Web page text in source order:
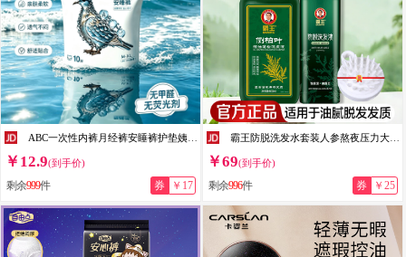
￥12.9(到手价)
剩余999件 券 ￥17
￥69(到手价)
剩余996件 券 ￥25